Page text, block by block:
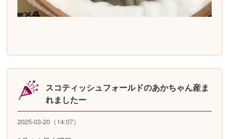
スコティッシュフォールドのあかちゃん産ま
れましたー
2025-03-20（14:07）